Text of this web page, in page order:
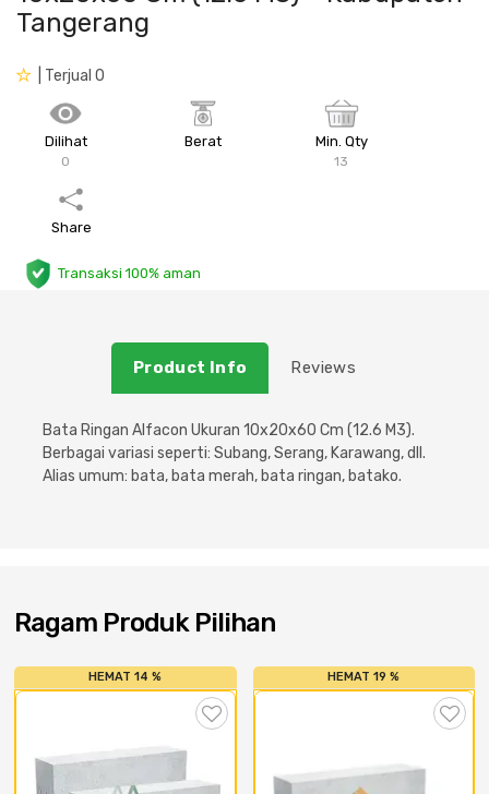
Plafon & Partisi
Aksesoris Dapur
Aksesoris Perabot
Atap & Lantai
Material Alam
Produk Pracetak
Semen & Sejenisnya
Sistem Elektrikal
Lampu & Listrik
Tangerang
| Terjual 0
Dilihat
0
Berat Min. Qty
13
Share
Transaksi 100% aman
Product Info Reviews
Bata Ringan Alfacon Ukuran 10x20x60 Cm (12.6 M3).
Berbagai variasi seperti: Subang, Serang, Karawang, dll.
Alias umum: bata, bata merah, bata ringan, batako.
Ragam Produk Pilihan
HEMAT 14 % HEMAT 19 %